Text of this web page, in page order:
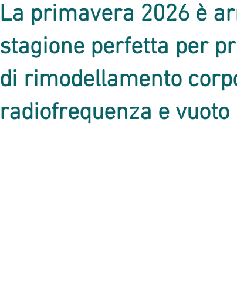
La primavera 2026 è
stagione perfetta per
di rimodellamento
radiofrequenza e vuoto